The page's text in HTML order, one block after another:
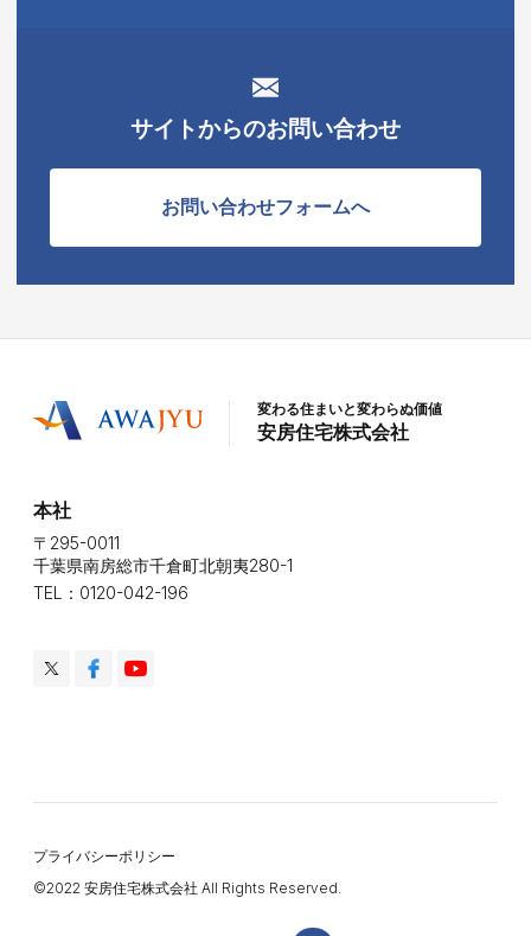
サイトからのお問い合わせ
お問い合わせフォームへ
変わる住まいと変わらぬ価値
安房住宅株式会社
本社
〒295-0011
千葉県南房総市千倉町北朝夷280-1
TEL：0120-042-196
プライバシーポリシー
©️2022 安房住宅株式会社 All Rights Reserved.